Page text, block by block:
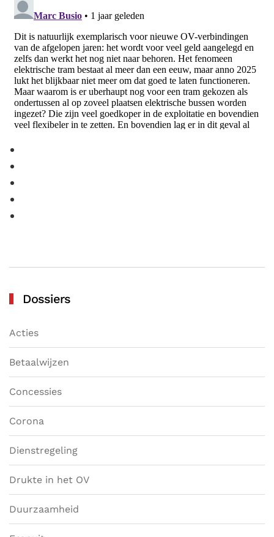
Dossiers
Acties
Betaalwijzen
Concessies
Corona
Dienstregeling
Drukte in het OV
Duurzaamheid